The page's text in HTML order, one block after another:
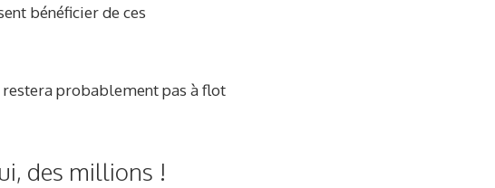
bénéficier de ces
probablement pas à flot
des millions !